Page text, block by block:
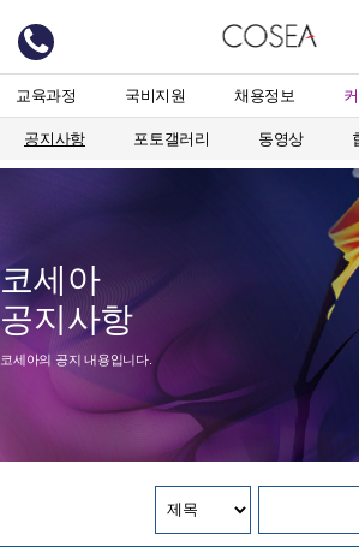
교육과정 국비지원 채용정보
공지사항 포토갤러리 동영상
코세아
공지사항
코세아의 공지 내용입니다.